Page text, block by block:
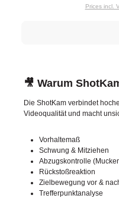
Prices incl.
🎥 Warum
Die ShotKam verbindet
Videoqualität und macht
Vorhaltemaß
Schwung & Mitziehen
Abzugskontrolle
Rückstoßreaktion
Zielbewegung vor &
Trefferpunktanalyse